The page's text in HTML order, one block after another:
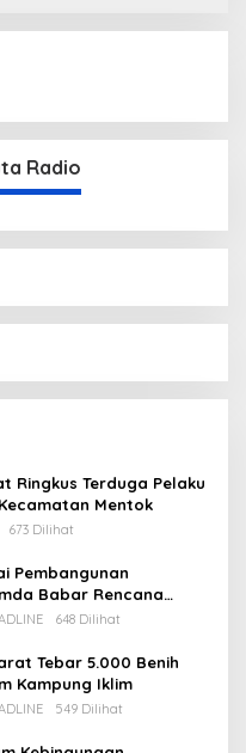
Radio
Ringkus Terduga Pelaku
Mentok
673 Dilihat
Pembangunan
Babar Rencana
648 Dilihat
Tebar 5.000 Benih
Kampung Iklim
549 Dilihat